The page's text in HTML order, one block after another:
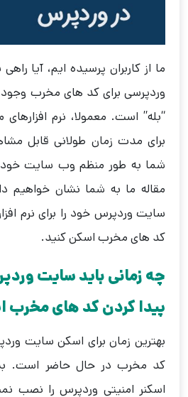
ما از کاربران پرسیده ایم، آیا
وردپرسی برای کد های مخرب
“بله” است. معمولا، نرم
برای مدت زمان طولانی قابل
شما به طور منظم وب سایت خود
مقاله ما به شما نشان خواهیم
سایت وردپرس خود را برای نرم
کد های مخرب اسکن کنید.
چه زمانی باید سایت
پیدا کردن کد های مخرب
بهترین زمان برای اسکن سایت
کد مخرب در حال حاضر است.
اسکنر امنیتی وردپرس را نصب